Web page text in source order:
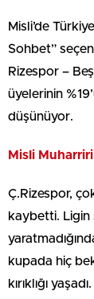
Misli’de
Sohbet”
Rizespor –
üyelerinin
düşünüyor.
Misli
Ç.Rizespor,
kaybetti. Ligin
kupada hiç
kırıklığı